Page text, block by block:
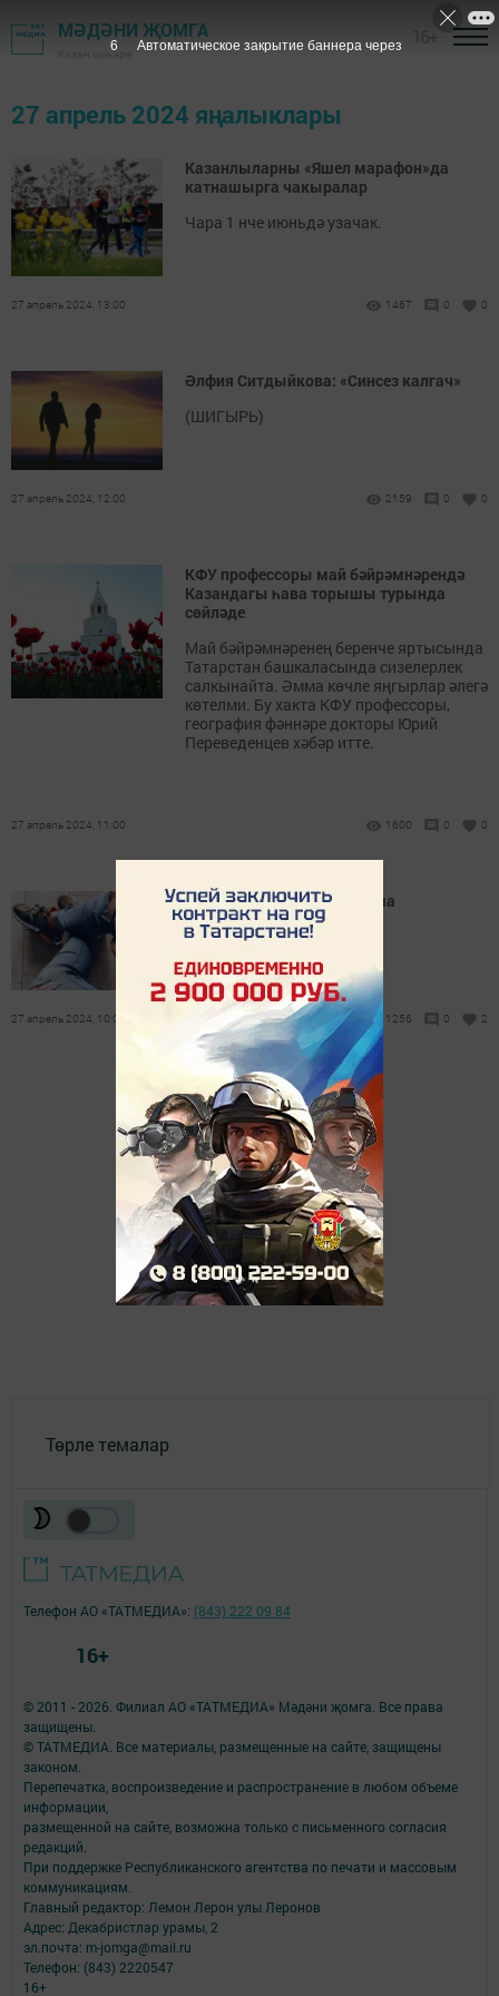
МӘДӘНИ ҖОМГА
Казан шәһәре
27 апрель 2024 яңалыклары
Казанлыларны «Яшел марафон»да
катнашырга чакыралар
Чара 1 нче июньдә узачак.
27 апрель 2024, 13:00 1467 0 0
Әлфия Ситдыйкова: «Синсез калгач»
(ШИГЫРЬ)
27 апрель 2024, 12:00 2159 0 0
КФУ профессоры май бәйрәмнәрендә
Казандагы һава торышы турында
сөйләде
Май бәйрәмнәренең беренче яртысында
Татарстан башкаласында сизелерлек
салкынайта. Әмма көчле яңгырлар әлегә
көтелми. Бу хакта КФУ профессоры,
география фәннәре докторы Юрий
Переведенцев хәбәр итте.
27 апрель 2024, 11:00 1600 0 0
Киеменә карап каршы алма
(ЯЗМЫШ)
27 апрель 2024, 10:00 1256 0 2
Төрле темалар
© 2011 - 2026. Филиал АО «ТАТМЕДИА» Мәдәни җомга. Все права
защищены.
© ТАТМЕДИА. Все материалы, размещенные на сайте, защищены
законом.
Перепечатка, воспроизведение и распространение в любом объеме
информации,
размещенной на сайте, возможна только с письменного согласия
редакций.
При поддержке Республиканского агентства по печати и массовым
коммуникациям.
Главный редактор: Лемон Лерон улы Леронов
Адрес: Декабристлар урамы, 2
эл.почта: m-jomga@mail.ru
Телефон: (843) 2220547
16+
Телефон АО «ТАТМЕДИА»: (843) 222 09 84
16+
6 Автоматическое закрытие баннера через